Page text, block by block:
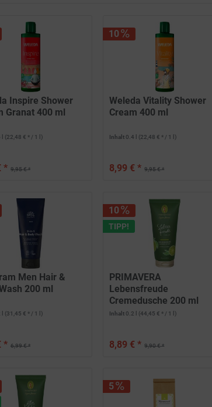
Inspire Shower
Granat 400 ml
(22,48 € * / 1 l)
9,95 € *
*
10
Weleda Vitality Shower
Cream 400 ml
Inhalt 0.4 l (22,48 € * / 1 l)
9,95 € *
8,99 € *
Men Hair &
200 ml
(31,45 € * / 1 l)
6,99 € *
*
10
TIPP!
PRIMAVERA
Lebensfreude
Cremedusche 200 ml
Inhalt 0.2 l (44,45 € * / 1 l)
9,90 € *
8,89 € *
5